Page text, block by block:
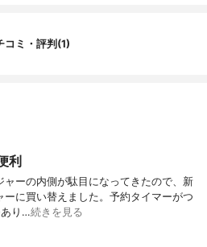
コミ・評判(1)
利
ーの内側が駄目になってきたので、新
ーに買い替えました。予約タイマーがつ
あり…続きを見る